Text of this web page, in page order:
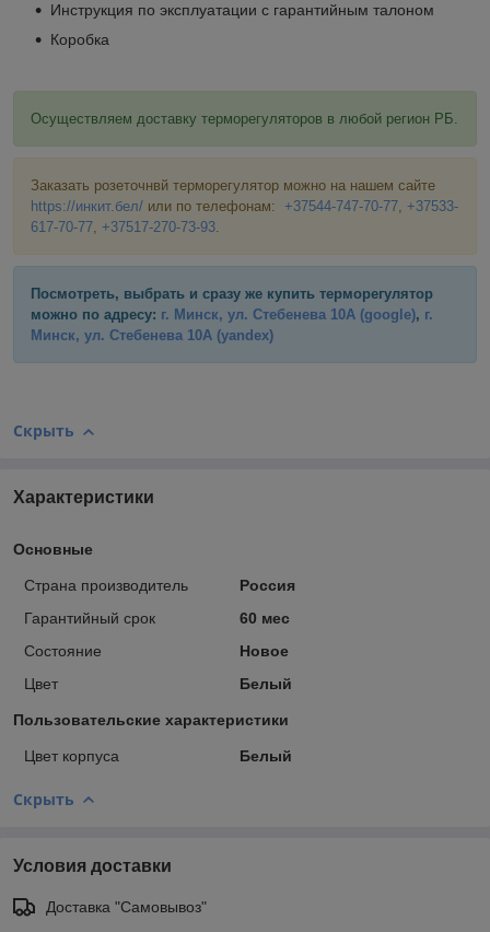
Инструкция по эксплуатации с гарантийным талоном
Коробка
Осуществляем доставку терморегуляторов в любой регион РБ.
Заказать розеточнвй терморегулятор можно на нашем сайте
https://инкит.бел/ или по телефонам: +37544-747-70-77, +37533-
617-70-77, +37517-270-73-93.
Посмотреть, выбрать и сразу же купить терморегулятор
можно по адресу: г. Минск, ул. Стебенева 10А (google), г.
Минск, ул. Стебенева 10А (yandex)
Скрыть
Характеристики
Основные
Страна производитель
Россия
Гарантийный срок
60 мес
Состояние
Новое
Цвет
Белый
Пользовательские характеристики
Цвет корпуса Белый
Скрыть
Условия доставки
Доставка "Самовывоз"